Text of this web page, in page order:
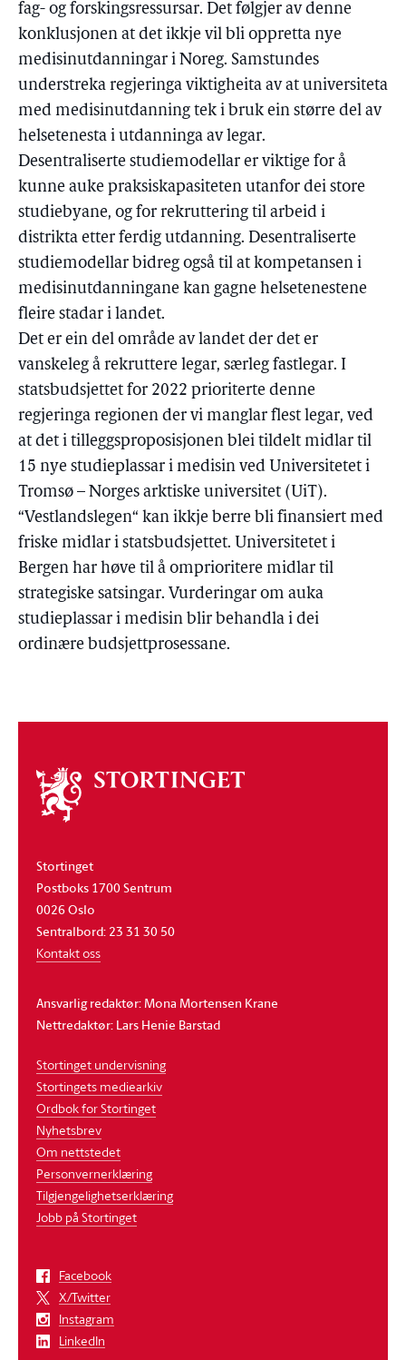
fag- og forskingsressursar. Det følgjer av denne
konklusjonen at det ikkje vil bli oppretta nye
medisinutdanningar i Noreg. Samstundes
understreka regjeringa viktigheita av at universiteta
med medisinutdanning tek i bruk ein større del av
helsetenesta i utdanninga av legar.
Desentraliserte studiemodellar er viktige for å
kunne auke praksiskapasiteten utanfor dei store
studiebyane, og for rekruttering til arbeid i
distrikta etter ferdig utdanning. Desentraliserte
studiemodellar bidreg også til at kompetansen i
medisinutdanningane kan gagne helsetenestene
fleire stadar i landet.
Det er ein del område av landet der det er
vanskeleg å rekruttere legar, særleg fastlegar. I
statsbudsjettet for 2022 prioriterte denne
regjeringa regionen der vi manglar flest legar, ved
at det i tilleggsproposisjonen blei tildelt midlar til
15 nye studieplassar i medisin ved Universitetet i
Tromsø – Norges arktiske universitet (UiT).
“Vestlandslegen“ kan ikkje berre bli finansiert med
friske midlar i statsbudsjettet. Universitetet i
Bergen har høve til å omprioritere midlar til
strategiske satsingar. Vurderingar om auka
studieplassar i medisin blir behandla i dei
ordinære budsjettprosessane.
Om
stortinget
Stortinget
Postboks 1700 Sentrum
0026 Oslo
Sentralbord: 23 31 30 50
Kontakt oss
Ansvarlig redaktør: Mona Mortensen Krane
Nettredaktør: Lars Henie Barstad
Stortinget undervisning
Stortingets mediearkiv
Ordbok for Stortinget
Nyhetsbrev
Om nettstedet
Personvernerklæring
Tilgjengelighetserklæring
Jobb på Stortinget
Facebook
X/Twitter
Instagram
LinkedIn